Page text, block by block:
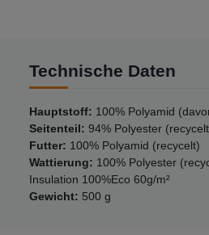
Technische Daten
Hauptstoff: 100% Polyamid
Seitenteil: 94% Polyester
Futter: 100% Polyamid (recycelt)
Wattierung: 100% Polyester
Insulation 100%Eco 60g/m²
Gewicht: 500 g